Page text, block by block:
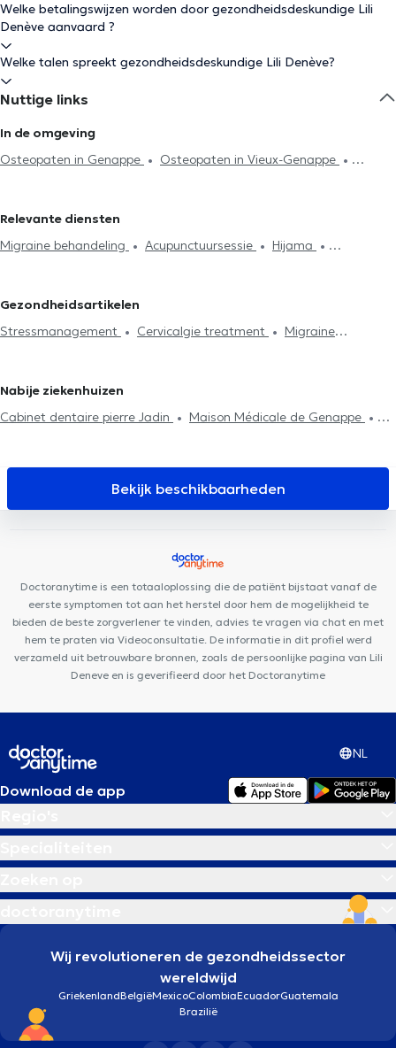
Welke betalingswijzen worden door gezondheidsdeskundige Lili
Denève aanvaard ?
Welke talen spreekt gezondheidsdeskundige Lili Denève?
Nuttige links
In de omgeving
Osteopaten in Genappe
Osteopaten in Vieux-Genappe
Eigenbrakel
Osteopaten in Lillois-Witterzée
Villers-Perwin
Osteopaten in Pont-à-Celles
Osteopaten in
Osteopaten in Louvain-La-Neuve
Osteopaten in Sombreffe
Relevante diensten
Migraine behandeling
Acupunctuursessie
Hijama
Huisbezoek
Articulatieproblemen
Kaakproblemen
Consultatie zuigelingen
Consultatie
Gezondheidsartikelen
Stressmanagement
Cervicalgie treatment
Migraine
Nabije ziekenhuizen
Cabinet dentaire pierre Jadin
Maison Médicale de Genappe
Cabinet Médical Dr Govaerts
HSPC Health & Sports
Performance Center
TriBE Concept Nivelles
La Clinique en bois
Centre Médical de l'Alliance
Centre Médical Mélanie
Centre Edumotion
Bekijk beschikbaarheden
Doctoranytime is een totaaloplossing die de patiënt bijstaat vanaf de
eerste symptomen tot aan het herstel door hem de mogelijkheid te
bieden de beste zorgverlener te vinden, advies te vragen via chat en met
hem te praten via Videoconsultatie. De informatie in dit profiel werd
verzameld uit betrouwbare bronnen, zoals de persoonlijke pagina van Lili
Deneve en is geverifieerd door het Doctoranytime
NL
Download de app
Wij revolutioneren de gezondheidssector
wereldwijd
GriekenlandBelgiëMexicoColombiaEcuadorGuatemala
Brazilië